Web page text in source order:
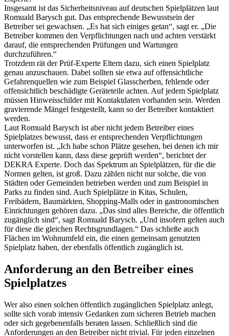
Insgesamt ist das Sicherheitsniveau auf deutschen Spielplätzen laut
Romuald Barysch gut. Das entsprechende Bewusstsein der
Betreiber sei gewachsen. „Es hat sich einiges getan“, sagt er. „Die
Betreiber kommen den Verpflichtungen nach und achten verstärkt
darauf, die entsprechenden Prüfungen und Wartungen
durchzuführen.“
Trotzdem rät der Prüf-Experte Eltern dazu, sich einen Spielplatz
genau anzuschauen. Dabei sollten sie etwa auf offensichtliche
Gefahrenquellen wie zum Beispiel Glasscherben, fehlende oder
offensichtlich beschädigte Geräteteile achten. Auf jedem Spielplatz
müssen Hinweisschilder mit Kontaktdaten vorhanden sein. Werden
gravierende Mängel festgestellt, kann so der Betreiber kontaktiert
werden.
Laut Romuald Barysch ist aber nicht jedem Betreiber eines
Spielplatzes bewusst, dass er entsprechenden Verpflichtungen
unterworfen ist. „Ich habe schon Plätze gesehen, bei denen ich mir
nicht vorstellen kann, dass diese geprüft werden“, berichtet der
DEKRA Experte. Doch das Spektrum an Spielplätzen, für die die
Normen gelten, ist groß. Dazu zählen nicht nur solche, die von
Städten oder Gemeinden betrieben werden und zum Beispiel in
Parks zu finden sind. Auch Spielplätze in Kitas, Schulen,
Freibädern, Baumärkten, Shopping-Malls oder in gastronomischen
Einrichtungen gehören dazu. „Das sind alles Bereiche, die öffentlich
zugänglich sind“, sagt Romuald Barysch. „Und insofern gelten auch
für diese die gleichen Rechtsgrundlagen.“ Das schließe auch
Flächen im Wohnumfeld ein, die einen gemeinsam genutzten
Spielplatz haben, der ebenfalls öffentlich zugänglich ist.
Anforderung an den Betreiber eines
Spielplatzes
Wer also einen solchen öffentlich zugänglichen Spielplatz anlegt,
sollte sich vorab intensiv Gedanken zum sicheren Betrieb machen
oder sich gegebenenfalls beraten lassen. Schließlich sind die
Anforderungen an den Betreiber nicht trivial. Für jeden einzelnen